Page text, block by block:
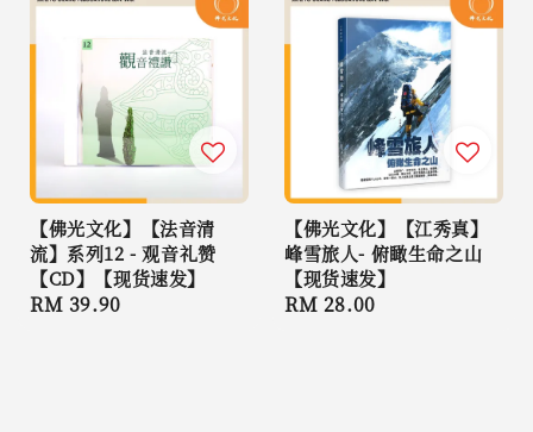
【佛光文化】【法音清
流】系列12 - 观音礼赞
【CD】【现货速发】
Regular
RM 39.90
【佛光文化】【江秀真】
峰雪旅人- 俯瞰生命之山
【现货速发】
Regular
RM 28.00